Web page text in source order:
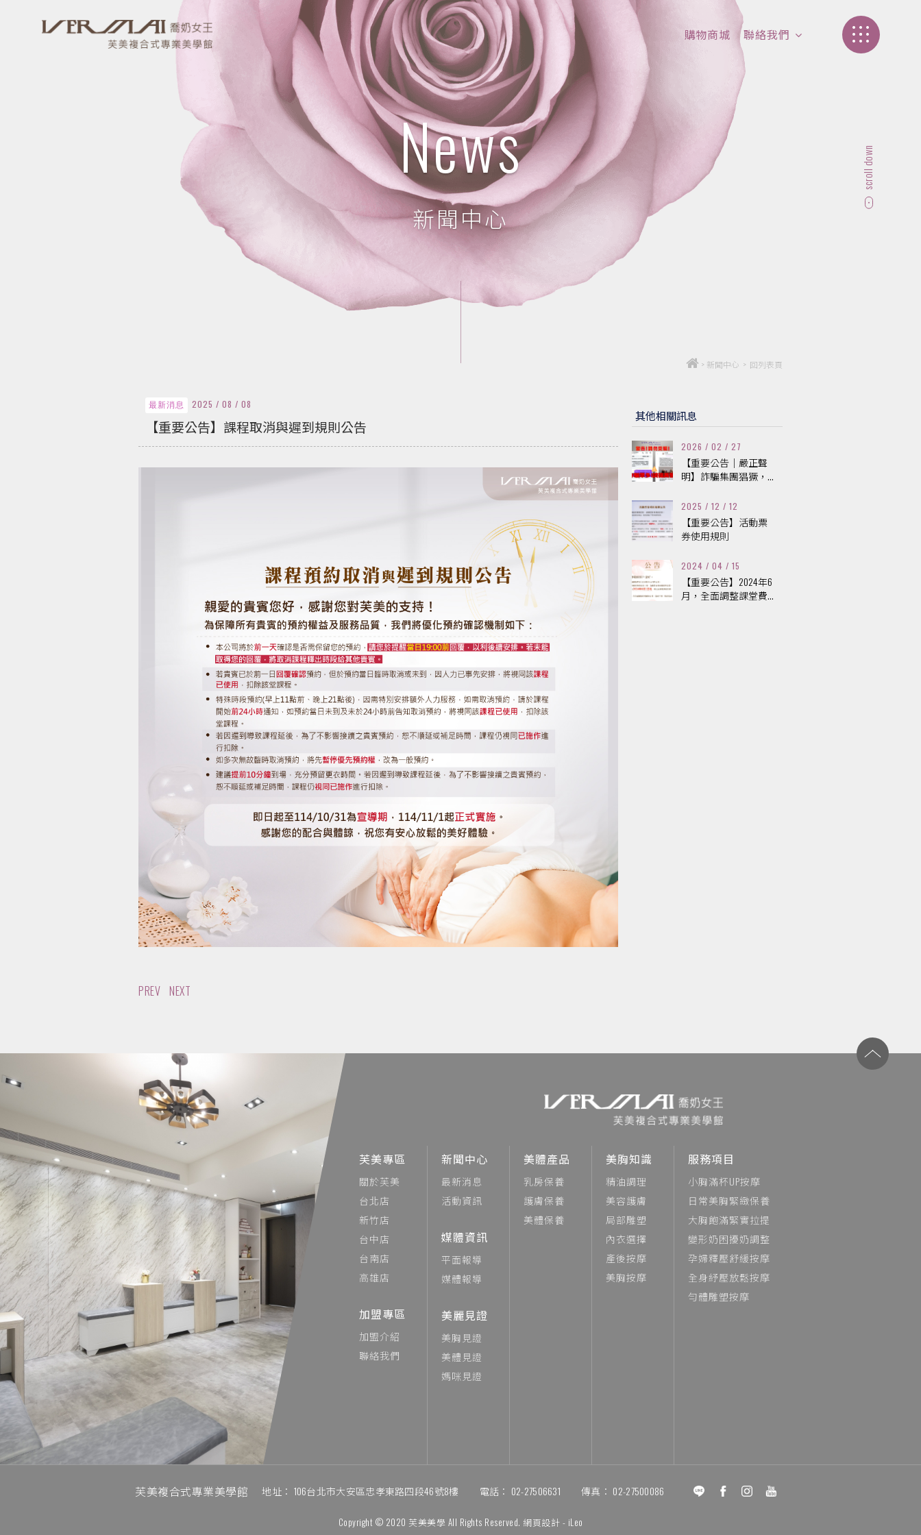
購物商城
聯絡我們
News
新聞中心
scroll down
> 新聞中心 > 回列表頁
最新消息 2025 / 08 / 08
【重要公告】課程取消與遲到規則公告
PREV NEXT
其他相關訊息
2026 / 02 / 27
【重要公告｜嚴正聲
明】詐騙集團猖獗，...
2025 / 12 / 12
【重要公告】活動票
券使用規則
2024 / 04 / 15
【重要公告】2024年6
月，全面調整課堂費...
芙美專區
關於芙美
台北店
新竹店
台中店
台南店
高雄店
加盟專區
加盟介紹
聯絡我們
新聞中心
最新消息
活動資訊
媒體資訊
平面報導
媒體報導
美麗見證
美胸見證
美體見證
媽咪見證
美體產品
乳房保養
護膚保養
美體保養
美胸知識
精油調理
美容護膚
局部雕塑
內衣選擇
產後按摩
美胸按摩
服務項目
小胸滿杯UP按摩
日常美胸緊緻保養
大胸飽滿緊實拉提
變形奶困擾奶調整
孕婦釋壓舒緩按摩
全身紓壓放鬆按摩
勻體雕塑按摩
芙美複合式專業美學館 地址： 106台北市大安區忠孝東路四段46號8樓 電話： 02-27506631 傳真： 02-27500086
Copyright © 2020 芙美美學 All Rights Reserved. 網頁設計 - iLeo